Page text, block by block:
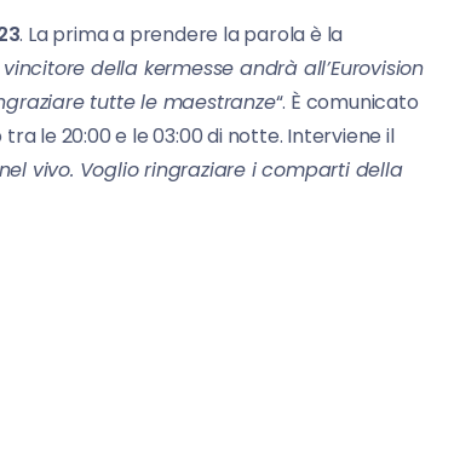
. La prima a prendere la parola è la
della kermesse andrà all’Eurovision
tutte le maestranze“. È comunicato
le 20:00 e le 03:00 di notte. Interviene il
vivo. Voglio ringraziare i comparti della